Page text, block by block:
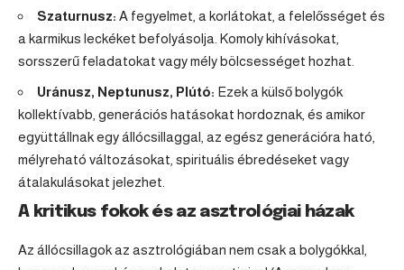
Szaturnusz: A fegyelmet, a korlátokat, a felelősséget és
a karmikus leckéket befolyásolja. Komoly kihívásokat,
sorsszerű feladatokat vagy mély bölcsességet hozhat.
Uránusz, Neptunusz, Plútó: Ezek a külső bolygók
kollektívabb, generációs hatásokat hordoznak, és amikor
együttállnak egy állócsillaggal, az egész generációra ható,
mélyreható változásokat, spirituális ébredéseket vagy
átalakulásokat jelezhet.
A kritikus fokok és az asztrológiai házak
Az állócsillagok az asztrológiában nem csak a bolygókkal,